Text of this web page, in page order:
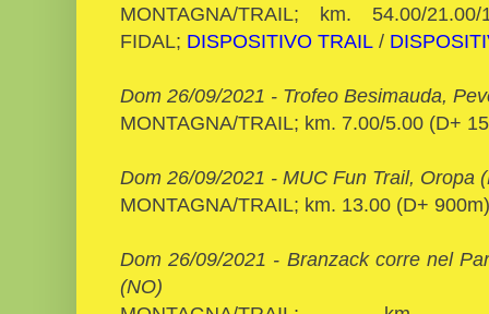
MONTAGNA/TRAIL; km. 54.00/
FIDAL; DISPOSITIVO TRAIL /
Dom 26/09/2021 - Trofeo Besimauda,
MONTAGNA/TRAIL; km. 7.00/5.00 (D+
Dom 26/09/2021 - MUC Fun Trail, Oropa
MONTAGNA/TRAIL; km. 13.00 (D+
Dom 26/09/2021 - Branzack corre nel
(NO)